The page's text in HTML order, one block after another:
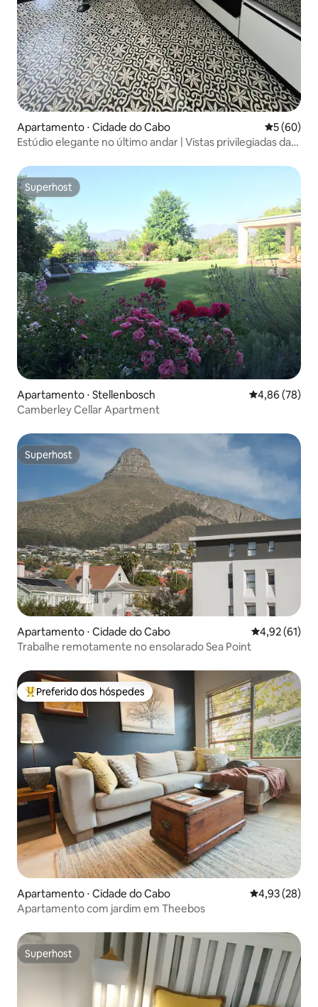
Apartamento ⋅ Cidade do Cabo 5 de uma
5 (60)
Estúdio elegante no último andar | Vistas privilegiadas da
Superhost
Superhost
Apartamento ⋅ Stellenbosch 4,86 de uma
4,86 (78)
Camberley Cellar Apartment
Superhost
Superhost
Apartamento ⋅ Cidade do Cabo 4,92 de uma
4,92 (61)
Trabalhe remotamente no ensolarado Sea Point
Entre os melhores preferidos dos hóspedes
Preferido dos hóspedes
Apartamento ⋅ Cidade do Cabo 4,93 de uma
4,93 (28)
Apartamento com jardim em Theebos
Superhost
Superhost